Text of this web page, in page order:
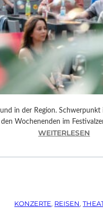
in der Region.
Wochenenden im
WEITERLESEN
U
R
KONZERTE, REISEN,